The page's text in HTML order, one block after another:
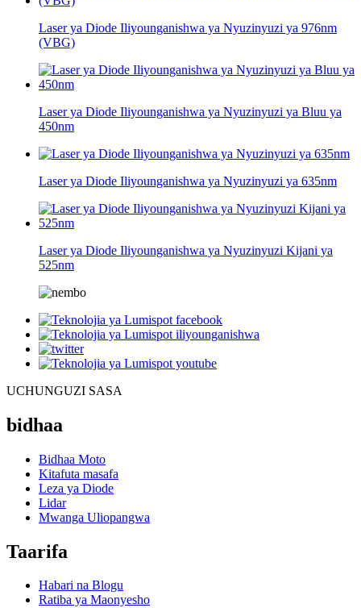
Laser ya Diode Iliyounganishwa ya Nyuzinyuzi ya 976nm
(VBG)
Laser ya Diode Iliyounganishwa ya Nyuzinyuzi ya Bluu ya
450nm
Laser ya Diode Iliyounganishwa ya Nyuzinyuzi ya 635nm
Laser ya Diode Iliyounganishwa ya Nyuzinyuzi Kijani ya
525nm
UCHUNGUZI SASA
bidhaa
Bidhaa Moto
Kitafuta masafa
Leza ya Diode
Lidar
Mwanga Uliopangwa
Taarifa
Habari na Blogu
Ratiba ya Maonyesho